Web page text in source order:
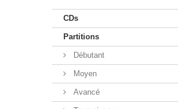
CDs
Partitions
Débutant
Moyen
Avancé